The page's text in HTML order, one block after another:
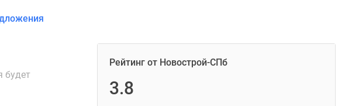
будет
Рейтинг от Новострой-СПб
3.8